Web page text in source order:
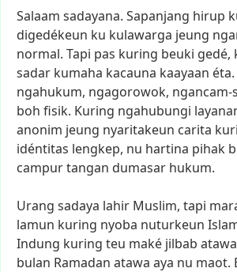
Salaam sadayana. Sapanjang hirup
digedékeun ku kulawarga jeung
normal. Tapi pas kuring beuki gedé,
sadar kumaha kacauna kaayaan éta.
ngahukum, ngagorowok, ngancam-
boh fisik. Kuring ngahubungi
anonim jeung nyaritakeun carita
idéntitas lengkep, nu hartina pihak
campurtangan dumasar hukum.
Urang sadaya lahir Muslim, tapi
lamun kuring nyoba nuturkeun
Indung kuring teu maké jilbab atawa
bulan Ramadan atawa aya nu maot.